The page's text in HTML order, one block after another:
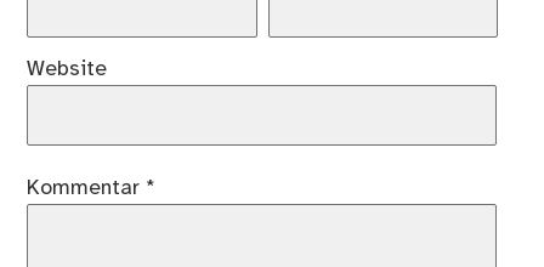
Website
Kommentar *